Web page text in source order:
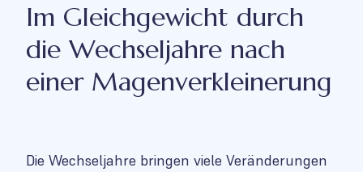
Im Gleichgewicht durch
die Wechseljahre nach
einer Magenverkleinerung
Die Wechseljahre bringen viele Veränderungen